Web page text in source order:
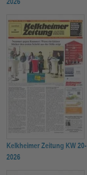
Kelkheimer Zeitung KW 20-
2026